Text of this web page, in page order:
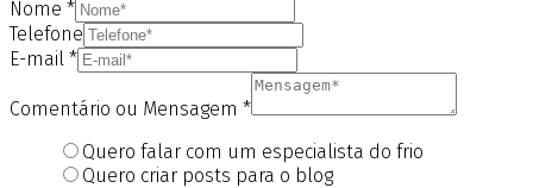
Nome *
Telefone
E-mail *
Comentário ou Mensagem *
Quero falar com um especialista do frio
Quero criar posts para o blog